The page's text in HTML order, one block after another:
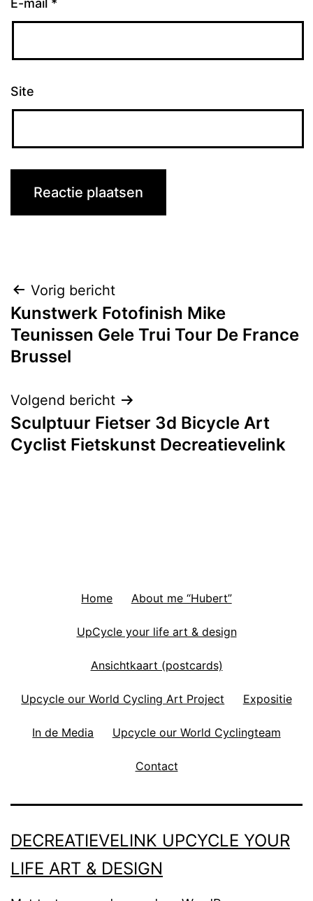
E-mail *
Site
Bericht
navigatie
Vorig bericht
Kunstwerk Fotofinish Mike
Teunissen Gele Trui Tour De France
Brussel
Volgend bericht
Sculptuur Fietser 3d Bicycle Art
Cyclist Fietskunst Decreatievelink
Home About me “Hubert”
UpCycle your life art & design
Ansichtkaart (postcards)
Upcycle our World Cycling Art Project Expositie
In de Media Upcycle our World Cyclingteam
Contact
DECREATIEVELINK UPCYCLE YOUR
LIFE ART & DESIGN